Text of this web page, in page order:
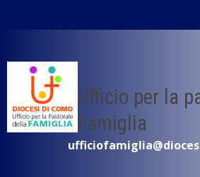
Ufficio per la
Famiglia